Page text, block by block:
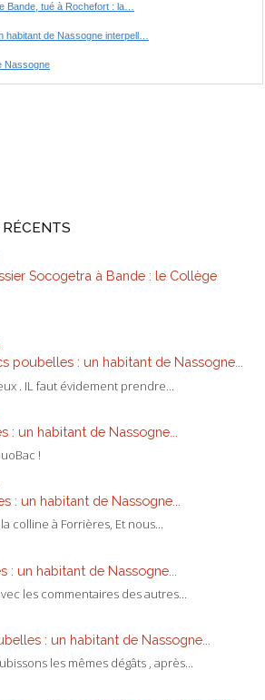
Socogetra à Bande : le Collège
poubelles : un habitant de Nassogne...
. IL faut évidement prendre...
: un habitant de Nassogne...
!
: un habitant de Nassogne...
colline à Forrières, Et nous...
: un habitant de Nassogne...
les commentaires des autres...
: un habitant de Nassogne...
les mêmes dégâts , après...